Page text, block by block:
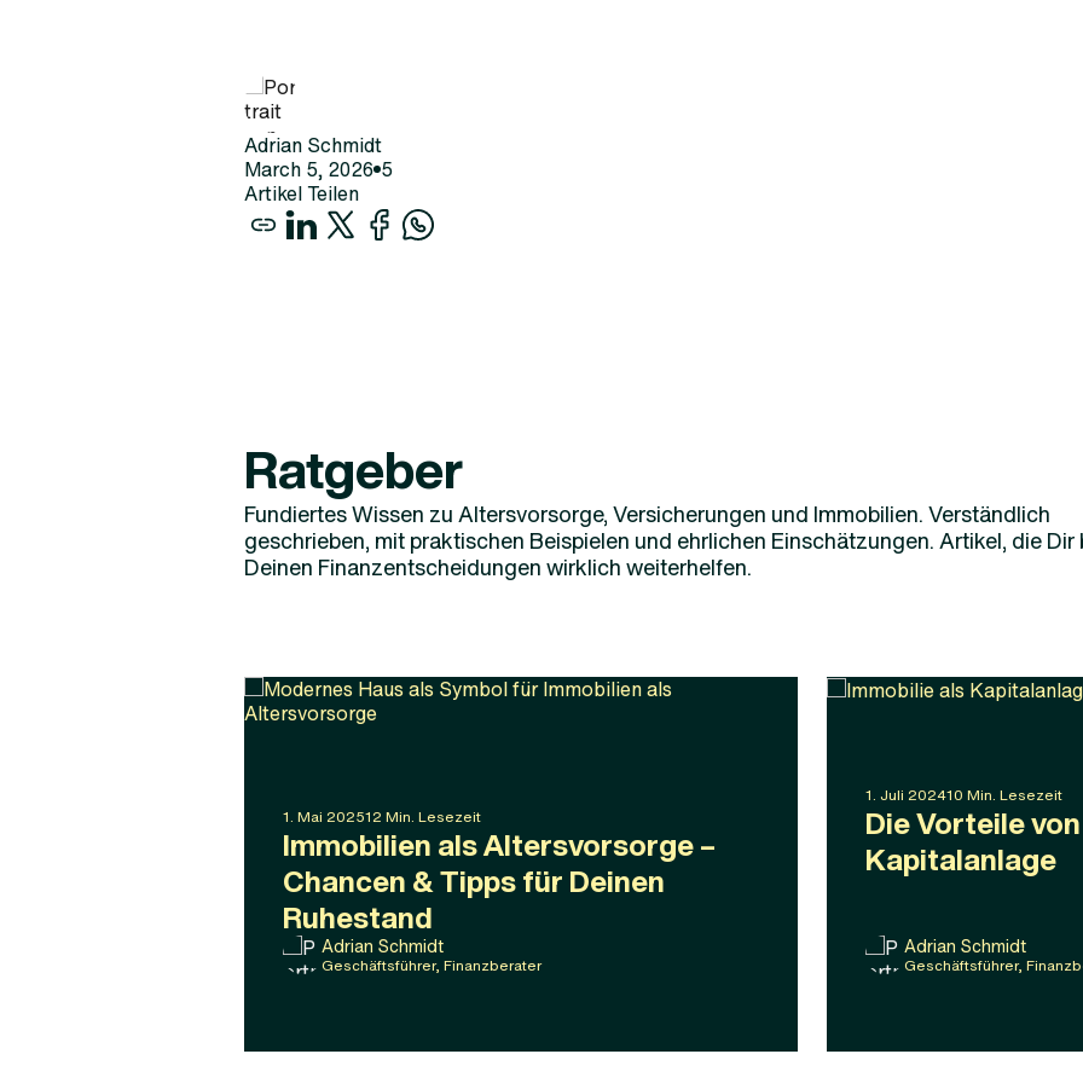
Adrian Schmidt
March 5, 2026 5
Artikel Teilen
Ratgeber
Fundiertes Wissen zu Altersvorsorge, Versicherungen und Immobilien. Verständlich
geschrieben, mit praktischen Beispielen und ehrlichen Einschätzungen. Artikel, die Dir
Deinen Finanzentscheidungen wirklich weiterhelfen.
1. Mai 202512 Min. Lesezeit
Immobilien als Altersvorsorge –
Chancen & Tipps für Deinen
Ruhestand
Adrian Schmidt
Geschäftsführer, Finanzberater
1. Juli 202410 Min. Lesezeit
Die Vorteile
Kapitalanlage
Adrian Schmidt
Geschäftsführer,